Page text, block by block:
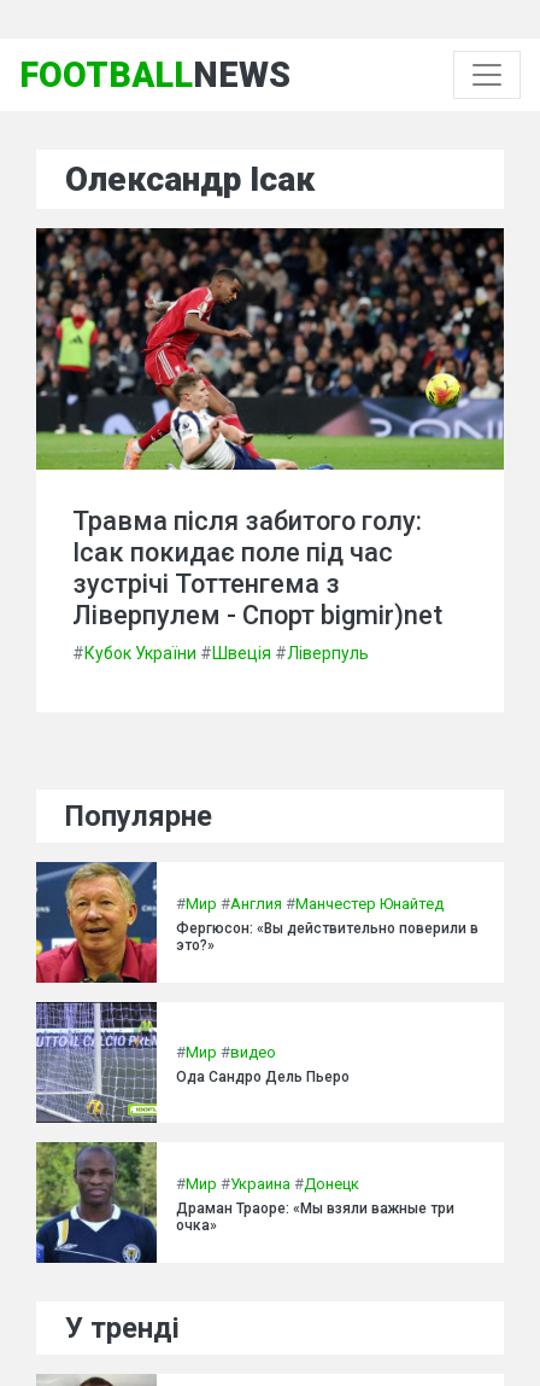
FOOTBALLNEWS
Олександр Ісак
Травма після забитого голу:
Ісак покидає поле під час
зустрічі Тоттенгема з
Ліверпулем - Спорт bigmir)net
#Кубок України #Швеція #Ліверпуль
Популярне
#Мир #Англия #Манчестер Юнайтед
Фергюсон: «Вы действительно поверили в
это?»
#Мир #видео
Ода Сандро Дель Пьеро
#Мир #Украина #Донецк
Драман Траоре: «Мы взяли важные три
очка»
У тренді